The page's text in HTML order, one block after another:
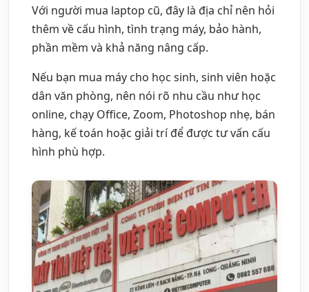
Với người mua laptop cũ, đây là địa chỉ nên hỏi
thêm về cấu hình, tình trạng máy, bảo hành,
phần mềm và khả năng nâng cấp.
Nếu bạn mua máy cho học sinh, sinh viên hoặc
dân văn phòng, nên nói rõ nhu cầu như học
online, chạy Office, Zoom, Photoshop nhẹ, bán
hàng, kế toán hoặc giải trí để được tư vấn cấu
hình phù hợp.